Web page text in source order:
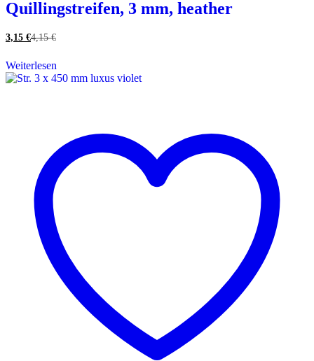
Quillingstreifen, 3 mm, heather
3,15 €4,15€
Weiterlesen